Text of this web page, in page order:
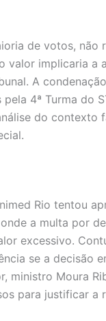
de votos, não
valor implicaria a
A
4ª Turma do
do contexto
Rio tentou
a multa por
excessivo.
se a decisão
ministro Moura
para justificar a